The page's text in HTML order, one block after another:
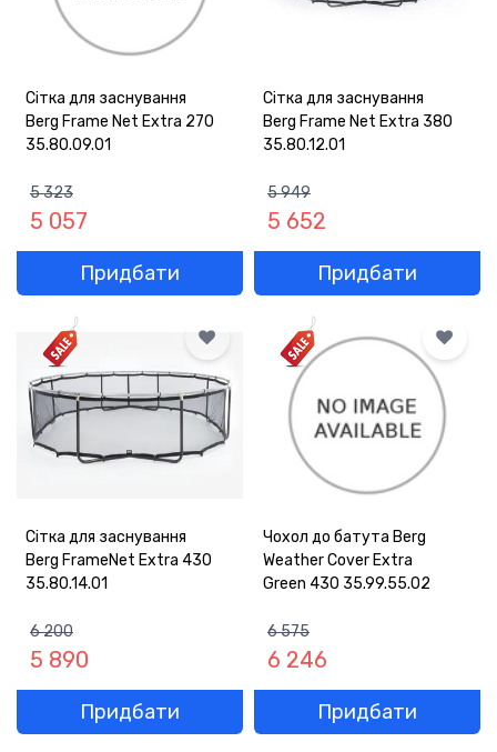
Сітка для заснування
Berg Frame Net Extra 270
35.80.09.01
5 323
5 057
Придбати
Сітка для заснування
Berg Frame Net Extra 380
35.80.12.01
5 949
5 652
Придбати
Сітка для заснування
Berg FrameNet Extra 430
35.80.14.01
6 200
5 890
Придбати
Чохол до батута Berg
Weather Cover Extra
Green 430 35.99.55.02
6 575
6 246
Придбати